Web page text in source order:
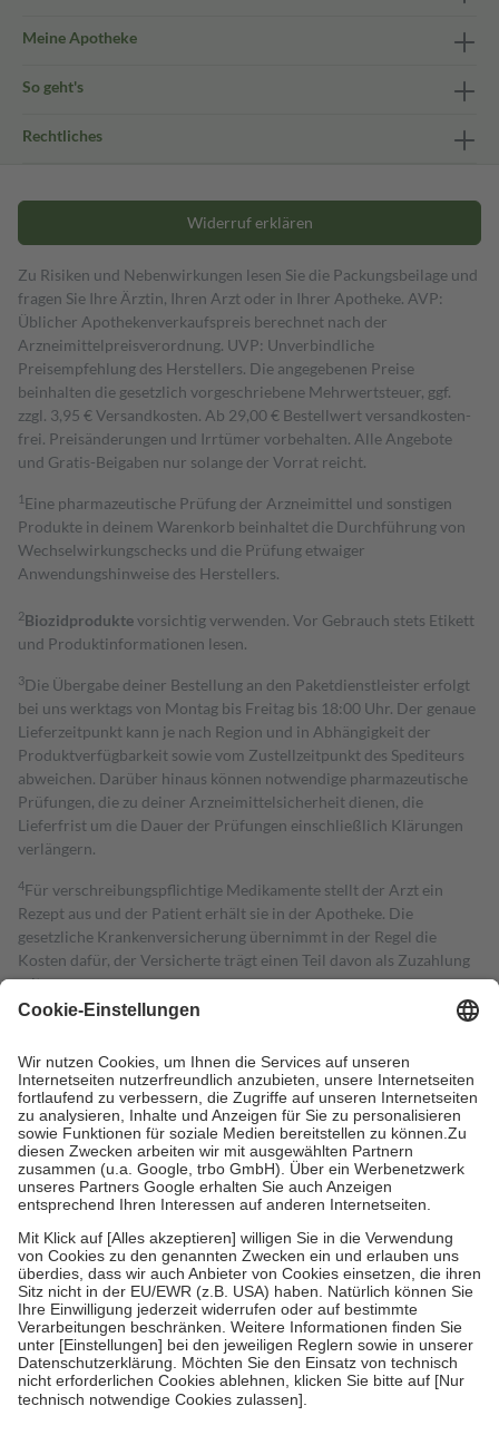
Meine Apotheke
So geht's
Rechtliches
Widerruf erklären
Zu Risiken und Nebenwirkungen lesen Sie die Packungsbeilage und
fragen Sie Ihre Ärztin, Ihren Arzt oder in Ihrer Apotheke. AVP:
Üblicher Apothekenverkaufspreis berechnet nach der
Arzneimittelpreisverordnung. UVP: Unverbindliche
Preisempfehlung des Herstellers. Die angegebenen Preise
beinhalten die gesetzlich vorgeschriebene Mehrwertsteuer, ggf.
zzgl. 3,95 € Versandkosten. Ab 29,00 € Bestell­wert versand­kosten­
frei. Preisänderungen und Irrtümer vorbehalten. Alle Angebote
und Gratis-Beigaben nur solange der Vorrat reicht.
1 Eine pharmazeutische Prüfung der Arzneimittel und sonstigen
Produkte in deinem Warenkorb beinhaltet die Durchführung von
Wechselwirkungschecks und die Prüfung etwaiger
Anwendungshinweise des Herstellers.
2Biozidproduktevorsichtig verwenden. Vor Gebrauch stets Etikett
und Produktinformationen lesen.
3Die Übergabe deiner Bestellung an den Paketdienstleister erfolgt
bei uns werktags von Montag bis Freitag bis 18:00 Uhr. Der genaue
Lieferzeitpunkt kann je nach Region und in Abhängigkeit der
Produktverfügbarkeit sowie vom Zustellzeitpunkt des Spediteurs
abweichen. Darüber hinaus können notwendige pharmazeutische
Prüfungen, die zu deiner Arzneimittelsicherheit dienen, die
Lieferfrist um die Dauer der Prüfungen einschließlich Klärungen
verlängern.
4Für verschreibungspflichtige Medikamente stellt der Arzt ein
Rezept aus und der Patient erhält sie in der Apotheke. Die
gesetzliche Krankenversicherung übernimmt in der Regel die
Kosten dafür, der Versicherte trägt einen Teil davon als Zuzahlung
mit.
Grundsätzlich leisten Mitglieder Zuzahlungen in Höhe von zehn
höchstens zehn Euro.
Es sind jedoch nie mehr als die tatsächlichen
Kosten der Leistung zu entrichten.
Diese Regeln gelten grundsätzlich auch für Online-Apotheken.
Bei Heilmitteln und häuslicher Krankenpflege beträgt die
Zuzahlung zehn Prozent der Kosten sowie zehn Euro je
Verordnung.
Um das Engagement der Versicherten für ihre eigene Gesundheit zu
stärken und die besondere Stellung der Familie zu unterstützen,
fallenkeine Zuzahlungenan bei:
• Kindern und Jugendlichen bis zum vollendeten 18. Lebensjahr
mit Ausnahme der Fahrkosten
• Untersuchungen zur Vorsorge und Früherkennung, die von der
GKV getragen werden
• empfohlenen Schutzimpfungen
• Harn- und Blutteststreifen